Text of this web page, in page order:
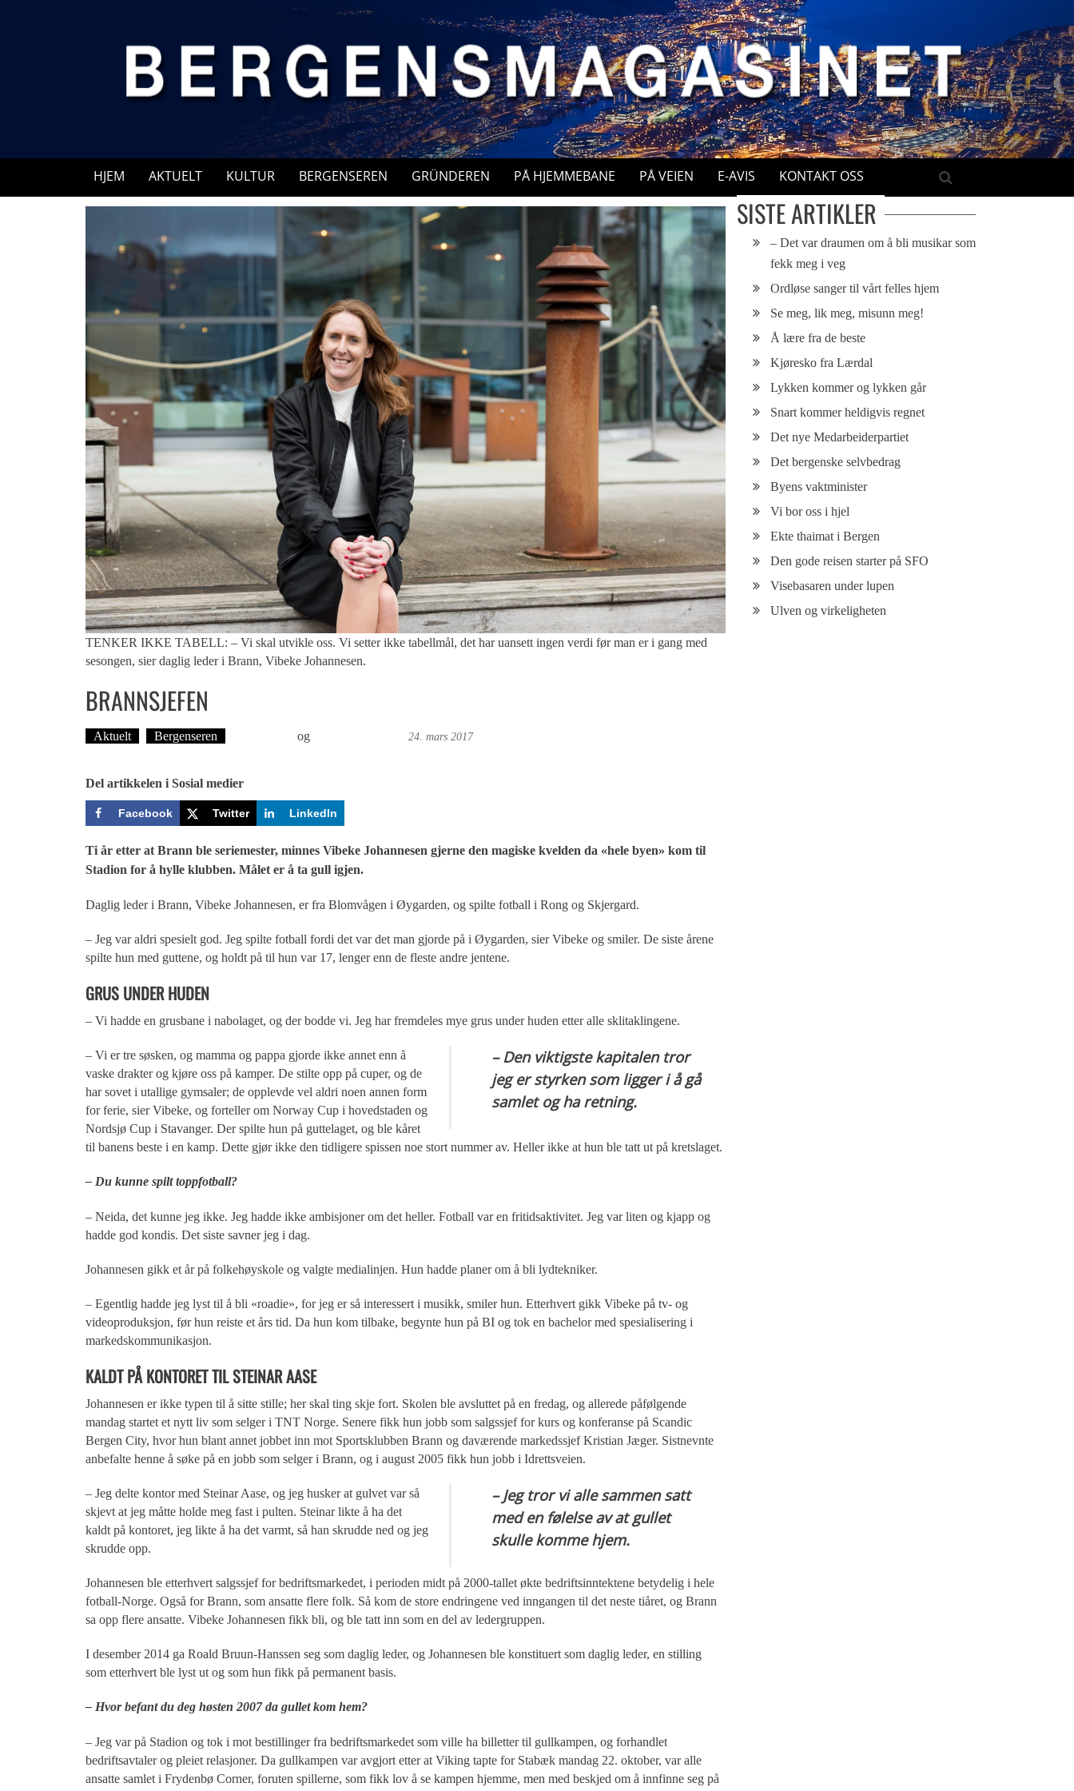
HJEM AKTUELT KULTUR BERGENSEREN GRÜNDEREN PÅ HJEMMEBANE PÅ VEIEN E-AVIS KONTAKT OSS
TENKER IKKE TABELL: – Vi skal utvikle oss. Vi setter ikke tabellmål, det har uansett ingen verdi før man er i gang med
sesongen, sier daglig leder i Brann, Vibeke Johannesen.
BRANNSJEFEN
Aktuelt Bergenseren og 24. mars 2017
Del artikkelen i Sosial medier
Facebook Twitter LinkedIn
Ti år etter at Brann ble seriemester, minnes Vibeke Johannesen gjerne den magiske kvelden da «hele byen» kom til
Stadion for å hylle klubben. Målet er å ta gull igjen.
Daglig leder i Brann, Vibeke Johannesen, er fra Blomvågen i Øygarden, og spilte fotball i Rong og Skjergard.
– Jeg var aldri spesielt god. Jeg spilte fotball fordi det var det man gjorde på i Øygarden, sier Vibeke og smiler. De siste årene
spilte hun med guttene, og holdt på til hun var 17, lenger enn de fleste andre jentene.
GRUS UNDER HUDEN
– Vi hadde en grusbane i nabolaget, og der bodde vi. Jeg har fremdeles mye grus under huden etter alle sklitaklingene.
– Den viktigste kapitalen tror
jeg er styrken som ligger i å gå
samlet og ha retning.
– Vi er tre søsken, og mamma og pappa gjorde ikke annet enn å
vaske drakter og kjøre oss på kamper. De stilte opp på cuper, og de
har sovet i utallige gymsaler; de opplevde vel aldri noen annen form
for ferie, sier Vibeke, og forteller om Norway Cup i hovedstaden og
Nordsjø Cup i Stavanger. Der spilte hun på guttelaget, og ble kåret
til banens beste i en kamp. Dette gjør ikke den tidligere spissen noe stort nummer av. Heller ikke at hun ble tatt ut på kretslaget.
– Du kunne spilt toppfotball?
– Neida, det kunne jeg ikke. Jeg hadde ikke ambisjoner om det heller. Fotball var en fritidsaktivitet. Jeg var liten og kjapp og
hadde god kondis. Det siste savner jeg i dag.
Johannesen gikk et år på folkehøyskole og valgte medialinjen. Hun hadde planer om å bli lydtekniker.
– Egentlig hadde jeg lyst til å bli «roadie», for jeg er så interessert i musikk, smiler hun. Etterhvert gikk Vibeke på tv- og
videoproduksjon, før hun reiste et års tid. Da hun kom tilbake, begynte hun på BI og tok en bachelor med spesialisering i
markedskommunikasjon.
KALDT PÅ KONTORETTIL STEINAR AASE
Johannesen er ikke typen til å sitte stille; her skal ting skje fort. Skolen ble avsluttet på en fredag, og allerede påfølgende
mandag startet et nytt liv som selger i TNT Norge. Senere fikk hun jobb som salgssjef for kurs og konferanse på Scandic
Bergen City, hvor hun blant annet jobbet inn mot Sportsklubben Brann og daværende markedssjef Kristian Jæger. Sistnevnte
anbefalte henne å søke på en jobb som selger i Brann, og i august 2005 fikk hun jobb i Idrettsveien.
– Jeg tror vi alle sammen satt
med en følelse av at gullet
skulle komme hjem.
– Jeg delte kontor med Steinar Aase, og jeg husker at gulvet var så
skjevt at jeg måtte holde meg fast i pulten. Steinar likte å ha det
kaldt på kontoret, jeg likte å ha det varmt, så han skrudde ned og jeg
skrudde opp.
Johannesen ble etterhvert salgssjef for bedriftsmarkedet, i perioden midt på 2000-tallet økte bedriftsinntektene betydelig i hele
fotball-Norge. Også for Brann, som ansatte flere folk. Så kom de store endringene ved inngangen til det neste tiåret, og Brann
sa opp flere ansatte. Vibeke Johannesen fikk bli, og ble tatt inn som en del av ledergruppen.
I desember 2014 ga Roald Bruun-Hanssen seg som daglig leder, og Johannesen ble konstituert som daglig leder, en stilling
som etterhvert ble lyst ut og som hun fikk på permanent basis.
– Hvor befant du deg høsten 2007 da gullet kom hem?
– Jeg var på Stadion og tok i mot bestillinger fra bedriftsmarkedet som ville ha billetter til gullkampen, og forhandlet
bedriftsavtaler og pleiet relasjoner. Da gullkampen var avgjort etter at Viking tapte for Stabæk mandag 22. oktober, var alle
ansatte samlet i Frydenbø Corner, foruten spillerne, som fikk lov å se kampen hjemme, men med beskjed om å innfinne seg på
SISTE ARTIKLER
– Det var draumen om å bli musikar som
fekk meg i veg
Ordløse sanger til vårt felles hjem
Se meg, lik meg, misunn meg!
Å lære fra de beste
Kjøresko fra Lærdal
Lykken kommer og lykken går
Snart kommer heldigvis regnet
Det nye Medarbeiderpartiet
Det bergenske selvbedrag
Byens vaktminister
Vi bor oss i hjel
Ekte thaimat i Bergen
Den gode reisen starter på SFO
Visebasaren under lupen
Ulven og virkeligheten